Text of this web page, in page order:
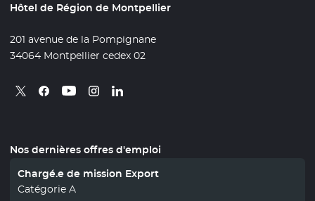
Hôtel de Région de Montpellier
201 avenue de la Pompignane
34064 Montpellier cedex 02
Retrouvez nous sur X
- Nouvelle fenêtre
Retrouvez nous sur Facebook
- Nouvelle fenêtre
Retrouvez nous sur Youtube
- Nouvelle fenêtre
Retrouvez nous sur Instagram
- Nouvelle fenêtre
Retrouvez nous sur Linkedin
- Nouvelle fenêtre
Nos dernières offres d'emploi
Chargé.e de mission Export
Catégorie A